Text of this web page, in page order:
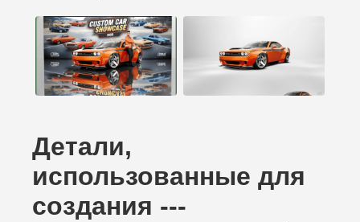
Детали,
использованные для
создания ---